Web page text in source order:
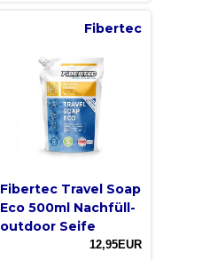
Fibertec
Fibertec Travel Soap
Eco 500ml Nachfüll-
outdoor Seife
12,95EUR